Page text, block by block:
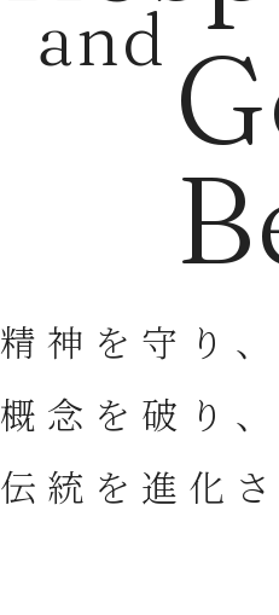
and
精神を守り、
概念を破り、
伝統を進化さ